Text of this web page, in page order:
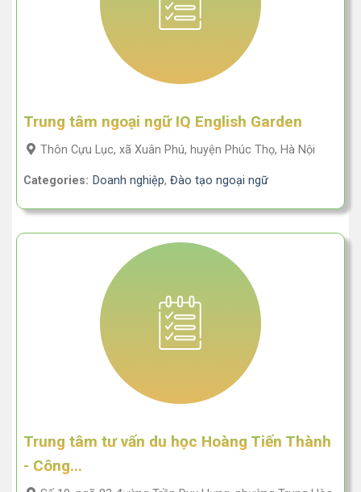
Trung tâm ngoại ngữ IQ English Garden
Thôn Cựu Lục, xã Xuân Phú, huyện Phúc Thọ, Hà Nội
Categories: Doanh nghiệp, Đào tạo ngoại ngữ
Trung tâm tư vấn du học Hoàng Tiến Thành
- Công...